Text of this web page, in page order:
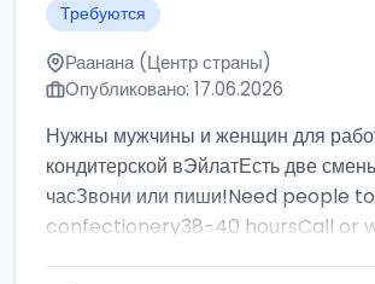
Требуются
Раанана (Центр страны)
Опубликовано: 17.06.2026
Нужны мужчины и женщин для
кондитерской вЭйлатЕсть две
часЗвони или пиши!Need people
confectionery38-40 hoursCall or